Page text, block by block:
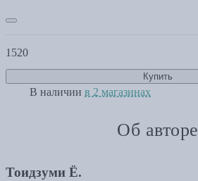
1520
Купить
В наличии в 2 магазинах
Об авторе
Тоидзуми Ё.